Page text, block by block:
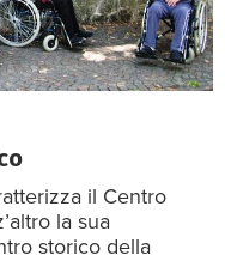
il Centro
la sua
storico della